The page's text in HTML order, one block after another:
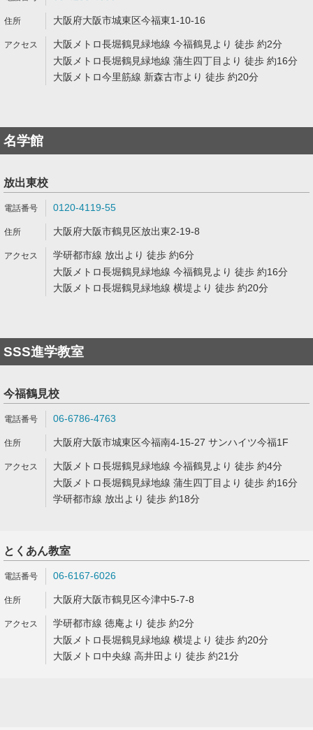
大阪府大阪市城東区今福東1-10-16
大阪メトロ長堀鶴見緑地線 今福鶴見より 徒歩 約2分
大阪メトロ長堀鶴見緑地線 蒲生四丁目より 徒歩 約16分
大阪メトロ今里筋線 新森古市より 徒歩 約20分
名学館
放出東校
0120-4119-55
大阪府大阪市鶴見区放出東2-19-8
学研都市線 放出より 徒歩 約6分
大阪メトロ長堀鶴見緑地線 今福鶴見より 徒歩 約16分
大阪メトロ長堀鶴見緑地線 横堤より 徒歩 約20分
SSS進学教室
今福鶴見校
06-6786-4763
大阪府大阪市城東区今福南4-15-27 サンハイツ今福1F
大阪メトロ長堀鶴見緑地線 今福鶴見より 徒歩 約4分
大阪メトロ長堀鶴見緑地線 蒲生四丁目より 徒歩 約16分
学研都市線 放出より 徒歩 約18分
とくあん教室
06-6167-6026
大阪府大阪市鶴見区今津中5-7-8
学研都市線 徳庵より 徒歩 約2分
大阪メトロ長堀鶴見緑地線 横堤より 徒歩 約20分
大阪メトロ中央線 高井田より 徒歩 約21分